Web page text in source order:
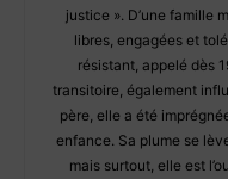
justice ». D’une famille
libres, engagées et
résistant, appelé dès
transitoire, également
père, elle a été
enfance. Sa plume se
mais surtout, elle est